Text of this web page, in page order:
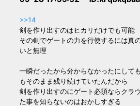
>>14
剣を作り出すのはヒカリだけでも可能
その剣でゲートの力を行使するには真
いと無理
一瞬だったから分からなかったにして
もそのまま残り続けていたんだから
剣を作り出すのにゲート必須ならクラ
た事を知らないのはおかしすぎる